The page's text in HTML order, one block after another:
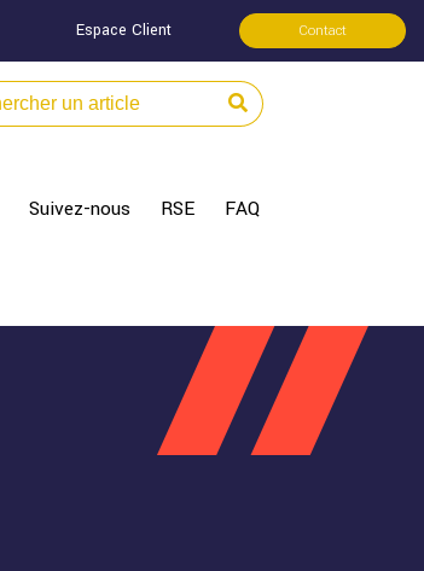
Espace Client Contact
Suivez-nous RSE FAQ